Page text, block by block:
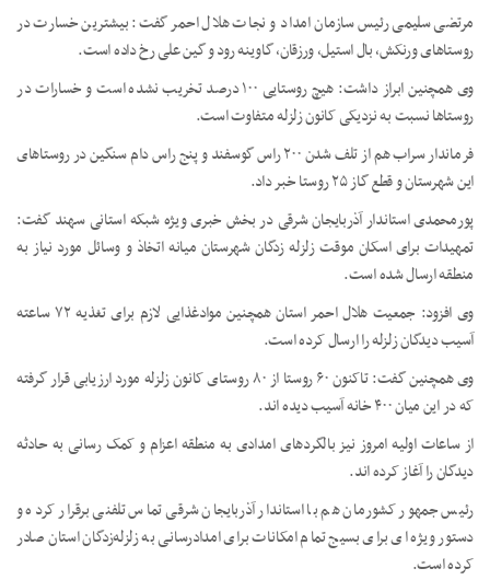
مرتضی سلیمی رئیس سازمان امداد و نجات هلال احمر گفت: بیشترین خسارت در
روستاهای ورنکش، بال استیل، ورزقان، گاوینه رود و گین علی رخ داده است.
وی همچنین ابراز داشت: هیچ روستایی ۱۰۰ درصد تخریب نشده است و خسارات در
روستاها نسبت به نزدیکی کانون زلزله متفاوت است.
فرماندار سراب هم از تلف شدن ۲۰۰ راس گوسفند و پنج راس دام سنگین در روستاهای
این شهرستان و قطع گاز ۲۵ روستا خبر داد.
پورمحمدی استاندار آذربایجان شرقی در بخش خبری ویژه شبکه استانی سهند گفت:
تمهیدات برای اسکان موقت زلزله زدگان شهرستان میانه اتخاذ و وسائل مورد نیاز به
منطقه ارسال شده است.
وی افزود: جمعیت هلال احمر استان همچنین موادغذایی لازم برای تغذیه ۷۲ ساعته
آسیب دیدگان زلزله را ارسال کرده است.
وی همچنین گفت: تاکنون ۶۰ روستا از ۸۰ روستای کانون زلزله مورد ارزیابی قرار گرفته
که در این میان ۴۰۰ خانه آسیب دیده اند.
از ساعات اولیه امروز نیز بالگردهای امدادی به منطقه اعزام و کمک رسانی به حادثه
دیدگان را آغاز کرده اند.
رئیس جمهور کشورمان هم با استاندار آذربایجان شرقی تماس تلفنی برقرار کرده و
دستور ویژه ای برای بسیج تمام امکانات برای امدادرسانی به زلزله‌زدگان استان صادر
کرده است.